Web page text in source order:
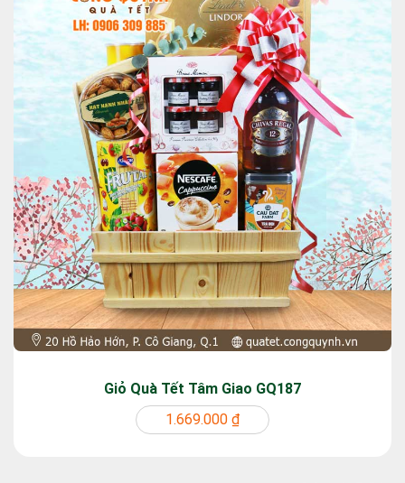
Giỏ Quà Tết Tâm Giao GQ187
1.669.000 ₫